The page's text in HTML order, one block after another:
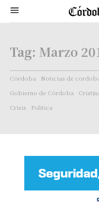
Tag: Marzo
Córdoba Noticias de
Gobierno de Córdoba
Crisis
Politica